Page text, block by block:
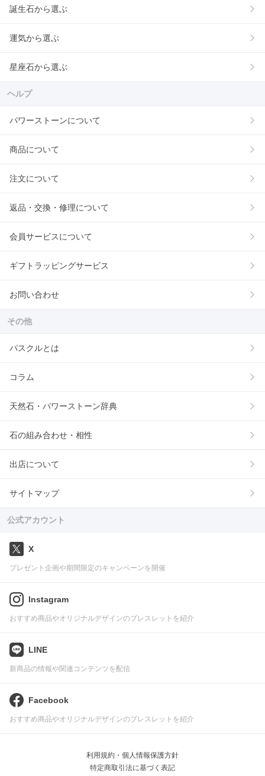
誕生石から選ぶ
運気から選ぶ
星座石から選ぶ
ヘルプ
パワーストーンについて
商品について
注文について
返品・交換・修理について
会員サービスについて
ギフトラッピングサービス
お問い合わせ
その他
パスクルとは
コラム
天然石・パワーストーン辞典
石の組み合わせ・相性
出店について
サイトマップ
公式アカウント
X
プレゼント企画や期間限定のキャンペーンを開催
Instagram
おすすめ商品やオリジナルデザインのブレスレットを紹介
LINE
新商品の情報や関連コンテンツを配信
Facebook
おすすめ商品やオリジナルデザインのブレスレットを紹介
利用規約・個人情報保護方針
特定商取引法に基づく表記